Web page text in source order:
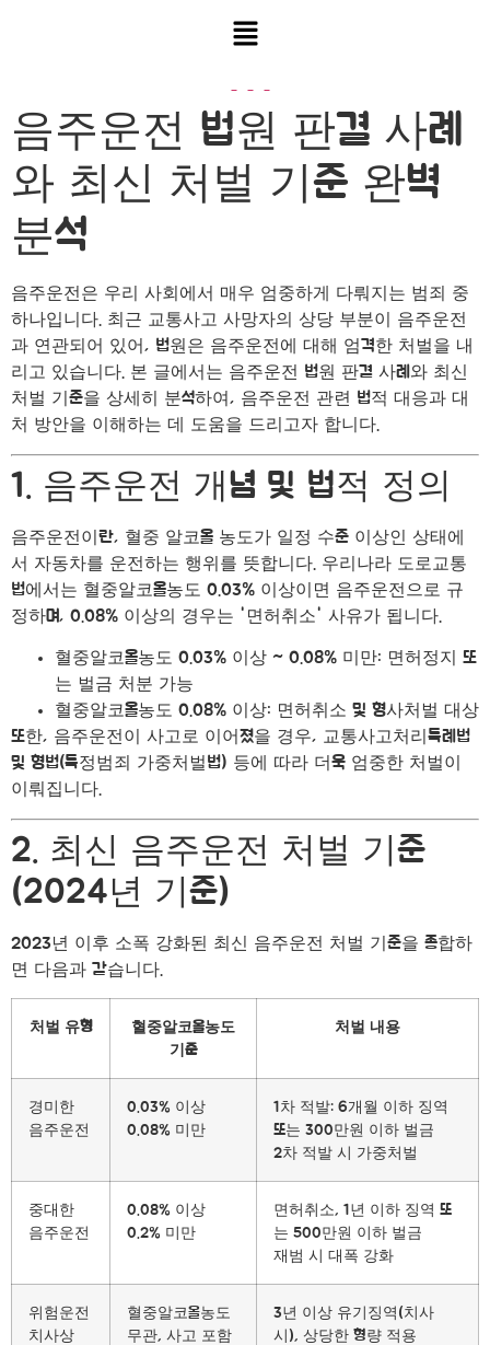
음주운전 법원 판결 사례
와 최신 처벌 기준 완벽
분석
음주운전은 우리 사회에서 매우 엄중하게 다뤄지는 범죄 중
하나입니다. 최근 교통사고 사망자의 상당 부분이 음주운전
과 연관되어 있어, 법원은 음주운전에 대해 엄격한 처벌을 내
리고 있습니다. 본 글에서는 음주운전 법원 판결 사례와 최신
처벌 기준을 상세히 분석하여, 음주운전 관련 법적 대응과 대
처 방안을 이해하는 데 도움을 드리고자 합니다.
1. 음주운전 개념 및 법적 정의
음주운전이란, 혈중 알코올 농도가 일정 수준 이상인 상태에
서 자동차를 운전하는 행위를 뜻합니다. 우리나라 도로교통
법에서는 혈중알코올농도 0.03% 이상이면 음주운전으로 규
정하며, 0.08% 이상의 경우는 '면허취소' 사유가 됩니다.
혈중알코올농도 0.03% 이상 ~ 0.08% 미만: 면허정지 또
는 벌금 처분 가능
혈중알코올농도 0.08% 이상: 면허취소 및 형사처벌 대상
또한, 음주운전이 사고로 이어졌을 경우, 교통사고처리특례법
및 형법(특정범죄 가중처벌법) 등에 따라 더욱 엄중한 처벌이
이뤄집니다.
2. 최신 음주운전 처벌 기준
(2024년 기준)
2023년 이후 소폭 강화된 최신 음주운전 처벌 기준을 종합하
면 다음과 같습니다.
처벌 유형
혈중알코올농도
기준
처벌 내용
경미한
음주운전
0.03% 이상
0.08% 미만
1차 적발: 6개월 이하 징역
또는 300만원 이하 벌금
2차 적발 시 가중처벌
중대한
음주운전
0.08% 이상
0.2% 미만
면허취소, 1년 이하 징역 또
는 500만원 이하 벌금
재범 시 대폭 강화
위험운전
치사상
혈중알코올농도
무관, 사고 포함
3년 이상 유기징역(치사
시), 상당한 형량 적용